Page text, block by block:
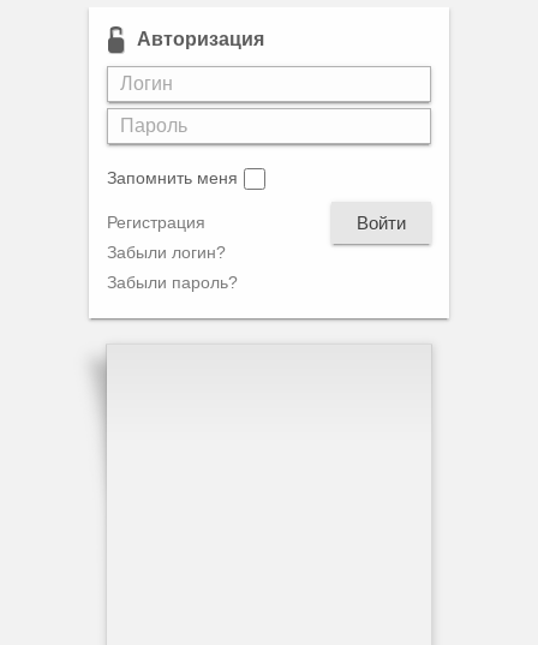
Авторизация
Запомнить меня
Войти
Регистрация
Забыли логин?
Забыли пароль?